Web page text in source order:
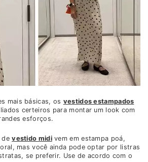
mais básicas, os vestidos estampados
certeiros para montar um look com
esforços.
devestido midivem em estampa poá,
mas você ainda pode optar por listras
se preferir. Use de acordo com o